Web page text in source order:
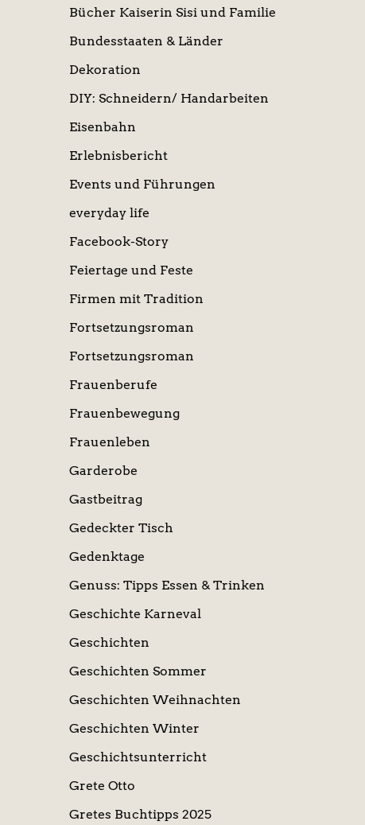
Bücher Kaiserin Sisi und Familie
Bundesstaaten & Länder
Dekoration
DIY: Schneidern/ Handarbeiten
Eisenbahn
Erlebnisbericht
Events und Führungen
everyday life
Facebook-Story
Feiertage und Feste
Firmen mit Tradition
Fortsetzungsroman
Fortsetzungsroman
Frauenberufe
Frauenbewegung
Frauenleben
Garderobe
Gastbeitrag
Gedeckter Tisch
Gedenktage
Genuss: Tipps Essen & Trinken
Geschichte Karneval
Geschichten
Geschichten Sommer
Geschichten Weihnachten
Geschichten Winter
Geschichtsunterricht
Grete Otto
Gretes Buchtipps 2025